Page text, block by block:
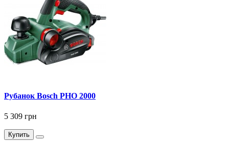
Рубанок Bosch PHO 2000
5 309 грн
Купить